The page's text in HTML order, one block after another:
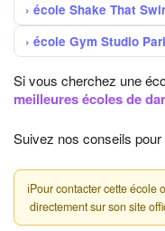
école Shake That
école Gym Studio
Si vous cherchez une
meilleures écoles de
Suivez nos conseils pour
ℹPour contacter cette école
directement sur son site